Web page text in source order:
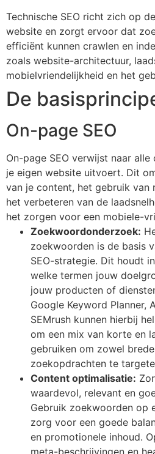
Technische SEO richt zich op
website en zorgt ervoor dat
efficiënt kunnen crawlen en
zoals website-architectuur,
mobielvriendelijkheid en het
De
On-page SEO
On-page SEO verwijst naar
je eigen website uitvoert. Dit
van je content, het gebruik van
het verbeteren van de
het zorgen voor een mobiele-
Zoekwoordonderzoek:
zoekwoorden is de basis
SEO-strategie. Dit houdt
welke termen jouw
jouw producten of
Google Keyword Planner,
SEMrush kunnen hierbij
om een mix van korte en
gebruiken om zowel
zoekopdrachten te
Content optimalisatie:
waardevol, relevant en
Gebruik zoekwoorden op
zorg voor een goede
en promotionele inhoud.
meta-beschrijvingen en